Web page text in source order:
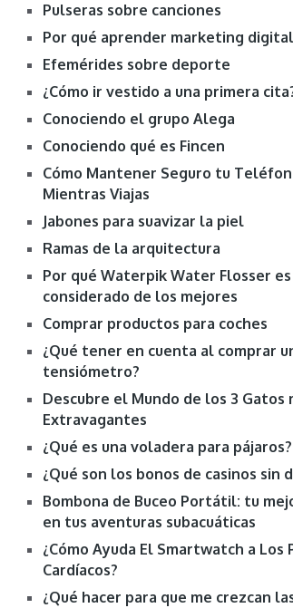
Pulseras sobre canciones
Por qué aprender marketing digital
Efemérides sobre deporte
¿Cómo ir vestido a una primera
Conociendo el grupo Alega
Conociendo qué es Fincen
Cómo Mantener Seguro tu
Mientras Viajas
Jabones para suavizar la piel
Ramas de la arquitectura
Por qué Waterpik Water Flosser es
considerado de los mejores
Comprar productos para coches
¿Qué tener en cuenta al comprar
tensiómetro?
Descubre el Mundo de los 3 Gatos
Extravagantes
¿Qué es una voladera para pájaros?
¿Qué son los bonos de casinos sin
Bombona de Buceo Portátil: tu
en tus aventuras subacuáticas
¿Cómo Ayuda El Smartwatch a Los
Cardíacos?
¿Qué hacer para que me crezcan